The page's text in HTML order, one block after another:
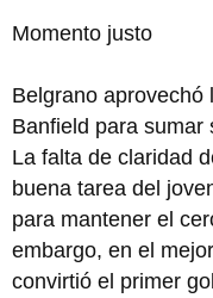
Momento justo
Belgrano aprovechó
Banfield para sumar
La falta de claridad
buena tarea del
para mantener el
embargo, en el
convirtió el primer